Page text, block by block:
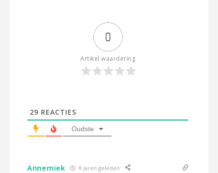
0
Artikel waardering
29 REACTIES
Oudste
Annemiek 8 jaren geleden